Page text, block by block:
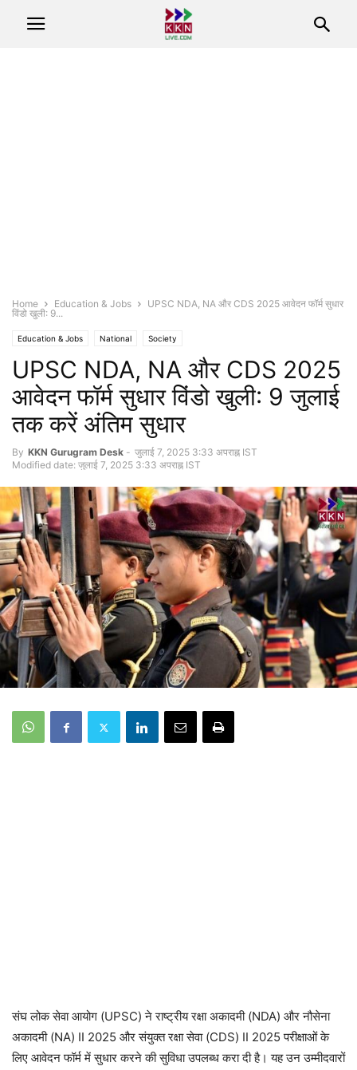
Home Education & Jobs
UPSC NDA, NA और CDS 2025 आवेदन फॉर्म सुधार
विंडो खुली: 9...
Education & Jobs National Society
UPSC NDA, NA और CDS 2025
आवेदन फॉर्म सुधार विंडो खुली: 9 जुलाई
तक करें अंतिम सुधार
By KKN Gurugram Desk - जुलाई 7, 2025 3:33 अपराह्न IST
Modified date: जुलाई 7, 2025 3:33 अपराह्न IST
संघ लोक सेवा आयोग (UPSC) ने राष्ट्रीय रक्षा अकादमी (NDA) और नौसेना
अकादमी (NA) II 2025 और संयुक्त रक्षा सेवा (CDS) II 2025 परीक्षाओं के
लिए आवेदन फॉर्म में सुधार करने की सुविधा उपलब्ध करा दी है। यह उन उम्मीदवारों